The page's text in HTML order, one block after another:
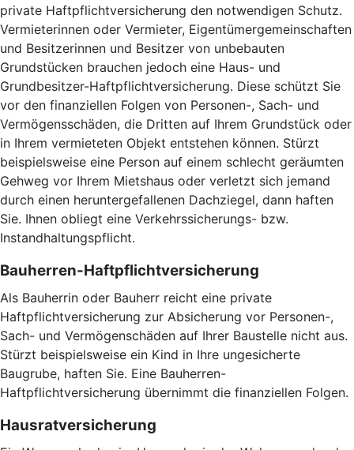
private Haftpflichtversicherung den notwendigen Schutz.
Vermieterinnen oder Vermieter, Eigentümergemeinschaften
und Besitzerinnen und Besitzer von unbebauten
Grundstücken brauchen jedoch eine Haus- und
Grundbesitzer-Haftpflichtversicherung. Diese schützt Sie
vor den finanziellen Folgen von Personen-, Sach- und
Vermögensschäden, die Dritten auf Ihrem Grundstück oder
in Ihrem vermieteten Objekt entstehen können. Stürzt
beispielsweise eine Person auf einem schlecht geräumten
Gehweg vor Ihrem Mietshaus oder verletzt sich jemand
durch einen heruntergefallenen Dachziegel, dann haften
Sie. Ihnen obliegt eine Verkehrssicherungs- bzw.
Instandhaltungspflicht.
Bauherren-Haftpflichtversicherung
Als Bauherrin oder Bauherr reicht eine private
Haftpflichtversicherung zur Absicherung vor Personen-,
Sach- und Vermögenschäden auf Ihrer Baustelle nicht aus.
Stürzt beispielsweise ein Kind in Ihre ungesicherte
Baugrube, haften Sie. Eine Bauherren-
Haftpflichtversicherung übernimmt die finanziellen Folgen.
Hausratversicherung